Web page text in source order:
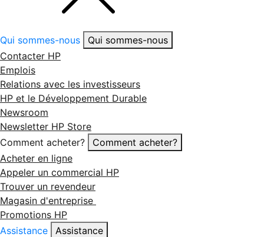
Qui sommes-nous
Qui sommes-nous
Contacter HP
Emplois
Relations avec les investisseurs
HP et le Développement Durable
Newsroom
Newsletter HP Store
Comment acheter?
Comment acheter?
Acheter en ligne
Appeler un commercial HP
Trouver un revendeur
Magasin d'entreprise
Promotions HP
Assistance
Assistance